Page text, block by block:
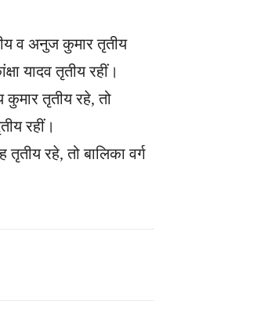
व अनुज कुमार तृतीय
यादव तृतीय रहीं।
तृतीय रहे, तो
रहीं।
रहे, तो बालिका वर्ग